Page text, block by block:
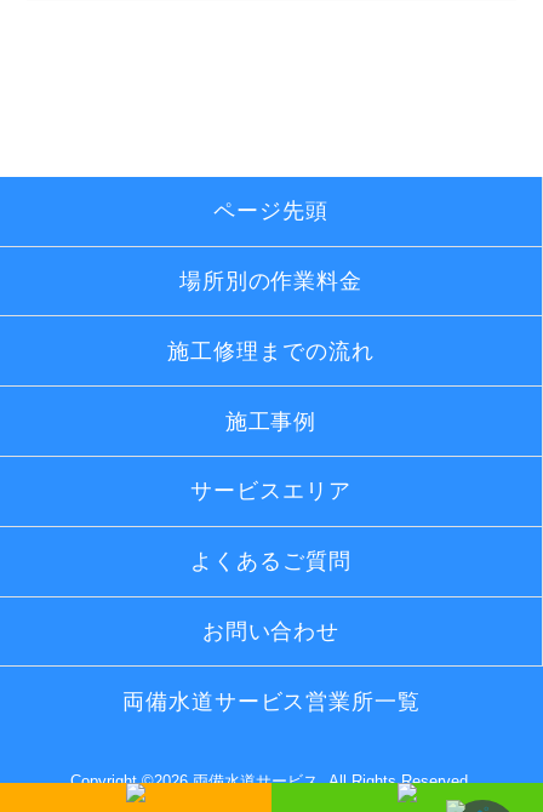
ページ先頭
場所別の作業料金
施工修理までの流れ
施工事例
サービスエリア
よくあるご質問
お問い合わせ
両備水道サービス営業所一覧
Copyright ©2026 両備水道サービス. All Rights Reserved.